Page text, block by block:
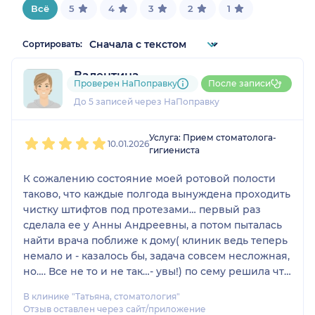
Всё 5 4 3 2 1
Сортировать:
Валентина
1 отзыв
До 5 записей через НаПоправку
Проверен НаПоправку После записи
10.01.2026
Услуга: Прием стоматолога-
гигиениста
К сожалению состояние моей ротовой полости
таково, что каждые полгода вынуждена проходить
чистку штифтов под протезами… первый раз
сделала ее у Анны Андреевны, а потом пыталась
найти врача поближе к дому( клиник ведь теперь
немало и - казалось бы, задача совсем несложная,
но…. Все не то и не так…- увы!) по сему решила что
Андреевне несмотря на то, что дорога занимает
В клинике "Татьяна, стоматология"
Отзыв оставлен через сайт/приложение